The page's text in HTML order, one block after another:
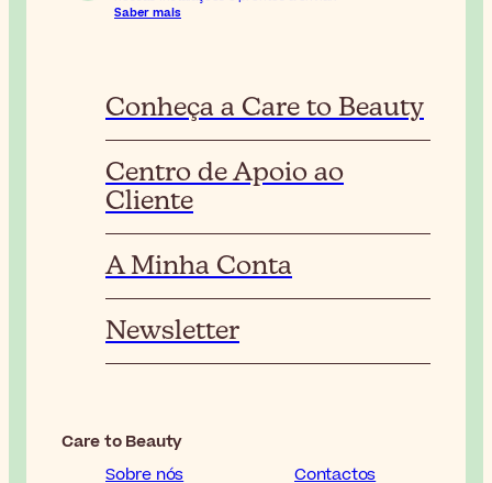
Saber mais
Conheça a Care to Beauty
Centro de Apoio ao
Cliente
A Minha Conta
Newsletter
Care to Beauty
Sobre nós
Contactos